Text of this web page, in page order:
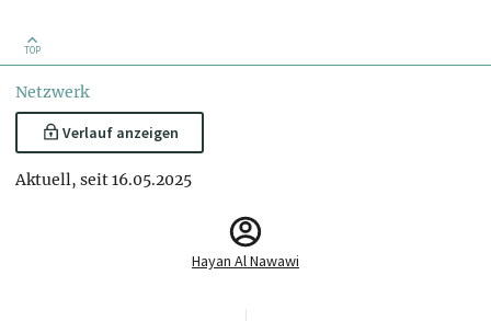
TOP
Netzwerk
Verlauf anzeigen
Aktuell, seit 16.05.2025
Hayan Al Nawawi